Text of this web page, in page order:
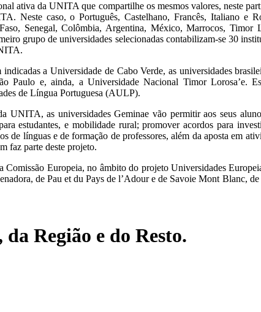
ativa da UNITA que compartilhe os mesmos valores, neste
Neste caso, o Português, Castelhano, Francês, Italiano e
Senegal, Colômbia, Argentina, México, Marrocos, Timor
grupo de universidades selecionadas contabilizam-se 30
a Universidade de Cabo Verde, as universidades
Paulo e, ainda, a Universidade Nacional Timor Lorosa’e.
de Língua Portuguesa (AULP).
UNITA, as universidades Geminae vão permitir aos seus
estudantes, e mobilidade rural; promover acordos para
de línguas e de formação de professores, além da aposta em
faz parte deste projeto.
Europeia, no âmbito do projeto Universidades
de Pau et du Pays de l’Adour e de Savoie Mont Blanc,
da Região e do Resto.